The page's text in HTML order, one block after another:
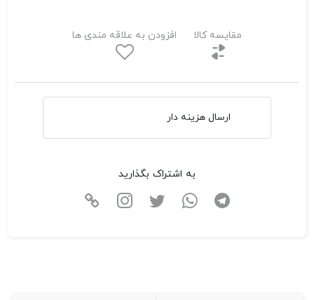
مقایسه کالا افزودن به علاقه مندی ها
ارسال هزینه دار
به اشتراک بگذارید